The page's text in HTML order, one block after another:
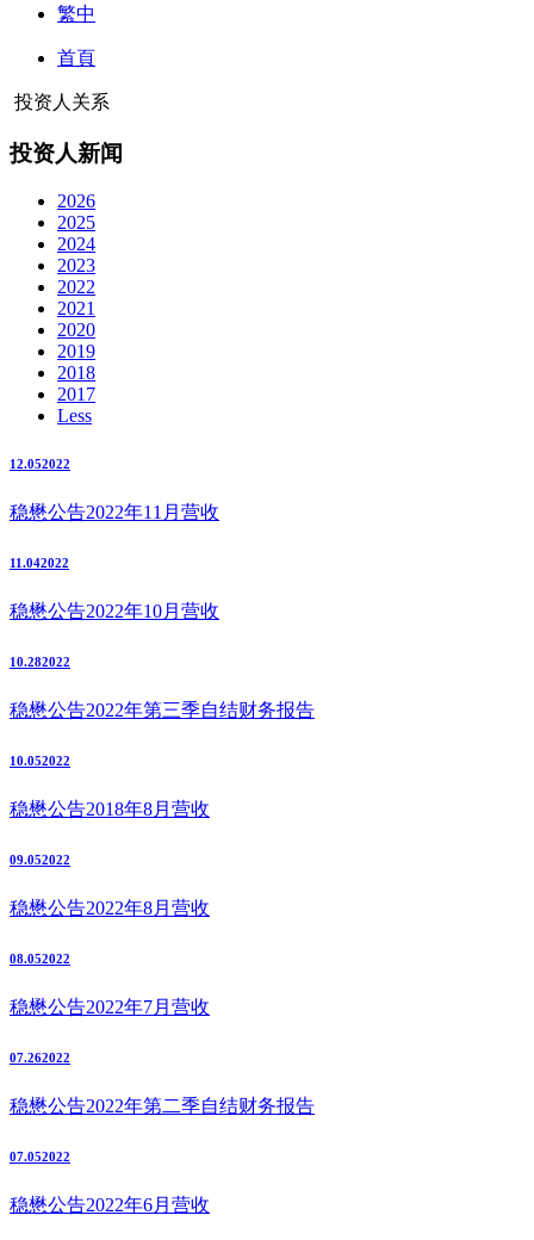
繁中
首頁
投资人关系
投资人新闻
2026
2025
2024
2023
2022
2021
2020
2019
2018
2017
Less
12.052022
稳懋公告2022年11月营收
11.042022
稳懋公告2022年10月营收
10.282022
稳懋公告2022年第三季自结财务报告
10.052022
稳懋公告2018年8月营收
09.052022
稳懋公告2022年8月营收
08.052022
稳懋公告2022年7月营收
07.262022
稳懋公告2022年第二季自结财务报告
07.052022
稳懋公告2022年6月营收